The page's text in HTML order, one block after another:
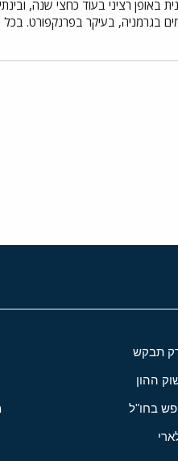
באופן רציני בעוד כחצי שנה,
בגרמניה, בעיקר בפרנקפורט.
רק תבקש
ההון
בחו"ל